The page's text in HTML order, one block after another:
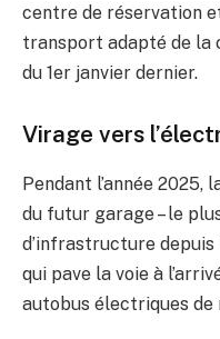
centre de réservation
transport adapté de la
du 1er janvier dernier.
Virage vers
Pendant l’année 2025,
du futur garage – le
d’infrastructure depuis
qui pave la voie à
autobus électriques de